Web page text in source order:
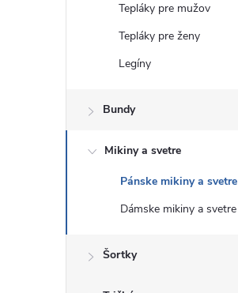
Tepláky pre mužov
Tepláky pre ženy
Legíny
Bundy
Mikiny a svetre
Pánske mikiny a svetre
Dámske mikiny a svetre
Šortky